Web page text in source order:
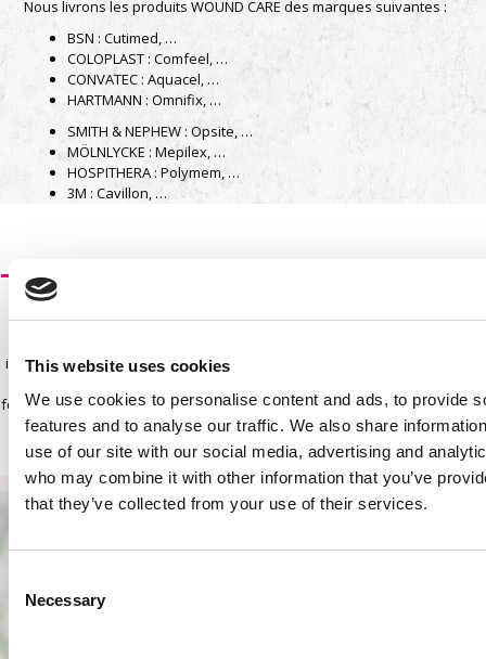
This website uses cookies
We use cookies to personalise content and ads, to provide
features and to analyse our traffic. We also share
use of our site with our social media, advertising and
who may combine it with other information that you’ve
that they’ve collected from your use of their services.
Selection
Necessary
Nous livrons les produits WOUND CARE des marques suivantes :
BSN : Cutimed, …
COLOPLAST : Comfeel, …
CONVATEC : Aquacel, …
HARTMANN : Omnifix, …
SMITH & NEPHEW : Opsite, …
MÖLNLYCKE : Mepilex, …
HOSPITHERA : Polymem, …
3M : Cavillon, …
Thérapie par pression négative
La thérapie par pression négative est une technique innovante dans le
invasive de pansement moderne qui permet de dynamiser le processus
fermeture, en y appliquant une aspiration contrôlée. La plaie est comblée
par un pansement mousse puis scellée de façon étanche avec un film
adhésif transparent. Après connexion à une source de dépression, l’air
est extrait de l’environnement de la plaie par aspiration pour créer une
pression négative.